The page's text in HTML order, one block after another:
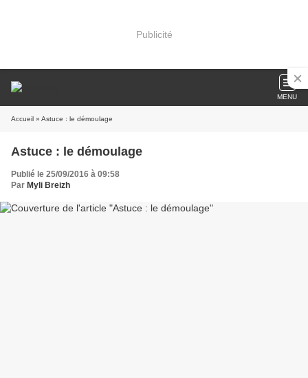
Publicité
MENU
Accueil » Astuce : le démoulage
Astuce : le démoulage
Publié le 25/09/2016 à 09:58
Par Myli Breizh